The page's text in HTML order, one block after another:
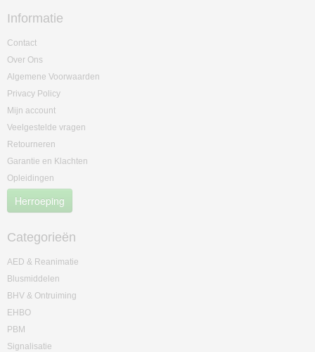
Informatie
Contact
Over Ons
Algemene Voorwaarden
Privacy Policy
Mijn account
Veelgestelde vragen
Retourneren
Garantie en Klachten
Opleidingen
Herroeping
Categorieën
AED & Reanimatie
Blusmiddelen
BHV & Ontruiming
EHBO
PBM
Signalisatie